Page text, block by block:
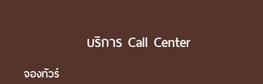
บริการ Call Center
จองทัวร์